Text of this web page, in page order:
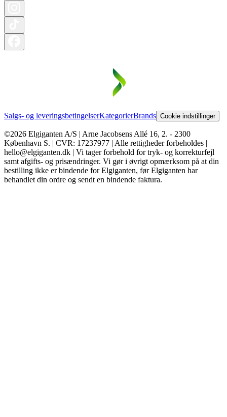
Salgs- og leveringsbetingelserKategorierBrands Cookie indstillinger
©2026 Elgiganten A/S | Arne Jacobsens Allé 16, 2. - 2300
København S. | CVR: 17237977 | Alle rettigheder forbeholdes |
hello@elgiganten.dk | Vi tager forbehold for tryk- og korrekturfejl
samt afgifts- og prisændringer. Vi gør i øvrigt opmærksom på at din
bestilling ikke er bindende for Elgiganten, før Elgiganten har
behandlet din ordre og sendt en bindende faktura.